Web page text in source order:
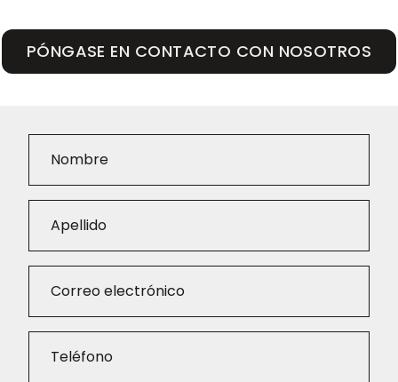
PÓNGASE EN CONTACTO CON NOSOTROS